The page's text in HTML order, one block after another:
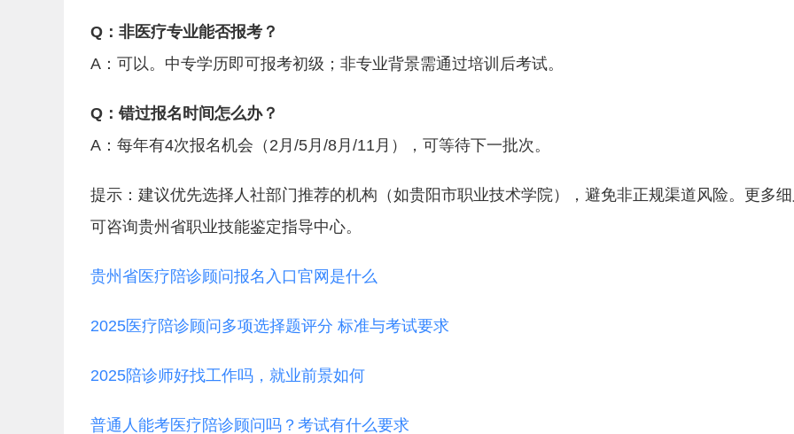
Q：非医疗专业能否报考？
A：可以。中专学历即可报考初级；非专业背景需通过培训后考试。
Q：错过报名时间怎么办？
A：每年有4次报名机会（2月/5月/8月/11月），可等待下一批次。
提示：建议优先选择人社部门推荐的机构（如贵阳市职业技术学院），避免非正规渠道风险。更多
可咨询贵州省职业技能鉴定指导中心。
贵州省医疗陪诊顾问报名入口官网是什么
2025医疗陪诊顾问多项选择题评分 标准与考试要求
2025陪诊师好找工作吗，就业前景如何
普通人能考医疗陪诊顾问吗？考试有什么要求